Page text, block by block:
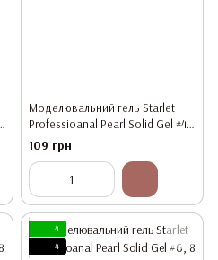
Моделювальний гель Starlet
Professioanal Pearl Solid Gel #4,
8 мл
109 грн
4
4